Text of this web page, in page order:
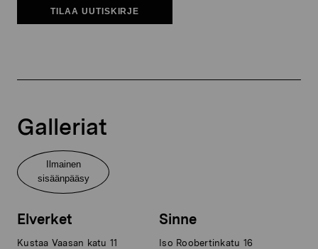
TILAA UUTISKIRJE
Galleriat
Ilmainen
sisäänpääsy
Elverket
Kustaa Vaasan katu 11
Sinne
Iso Roobertinkatu 16